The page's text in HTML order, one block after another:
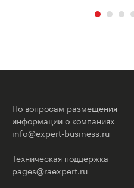
По вопросам размещения
информации о компаниях
info@expert-business.ru
Техническая поддержка
pages@raexpert.ru